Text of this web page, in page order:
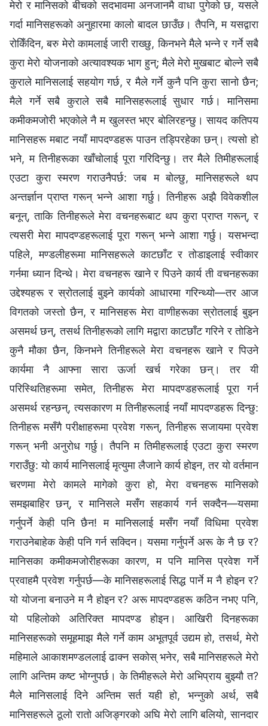
मेरो र मानिसको बीचको सदभावमा अनजानमै वाधा पुगेको छ, यसले
गर्दा मानिसहरूको अनुहारमा कालो बादल छाउँछ। तैपनि, म यसद्वारा
रोकिँदिन, बरु मेरो कामलाई जारी राख्छु, किनभने मैले भन्‍ने र गर्ने सबै
कुरा मेरो योजनाको अत्यावश्यक भाग हुन्; मैले मेरो मुखबाट बोल्‍ने सबै
कुराले मानिसलाई सहयोग गर्छ, र मैले गर्ने कुनै पनि कुरा सानो छैन;
मैले गर्ने सबै कुराले सबै मानिसहरूलाई सुधार गर्छ। मानिसमा
कमीकमजोरी भएकोले नै म खुलस्त भएर बोलिरहन्छु। सायद कतिपय
मानिसहरू मबाट नयाँ मापदण्डहरू पाउन तड्पिरहेका छन्। त्यसो हो
भने, म तिनीहरूका खाँचोलाई पूरा गरिदिन्छु। तर मैले तिमीहरूलाई
एउटा कुरा स्मरण गराउनैपर्छ: जब म बोल्छु, मानिसहरूले थप
अन्तर्ज्ञान प्राप्त गरून् भन्‍ने आशा गर्छु। तिनीहरू अझै विवेकशील
बनून्, ताकि तिनीहरूले मेरा वचनहरूबाट थप कुरा प्राप्त गरून्, र
त्यसरी मेरा मापदण्डहरूलाई पूरा गरून् भन्‍ने आशा गर्छु। यसभन्दा
पहिले, मण्डलीहरूमा मानिसहरूले काटछाँट र तोडाइलाई स्वीकार
गर्नमा ध्यान दिन्थे। मेरा वचनहरू खाने र पिउने कार्य ती वचनहरूका
उद्देश्यहरू र स्रोतलाई बुझ्‍ने कार्यको आधारमा गरिन्थ्यो—तर आज
विगतको जस्तो छैन, र मानिसहरू मेरा वाणीहरूका स्रोतलाई बुझ्‍न
असमर्थ छन्, तसर्थ तिनीहरूको लागि मद्वारा काटछाँट गरिने र तोडिने
कुनै मौका छैन, किनभने तिनीहरूले मेरा वचनहरू खाने र पिउने
कार्यमा नै आफ्‍ना सारा ऊर्जा खर्च गरेका छन्। तर यी
परिस्‍थितिहरूमा समेत, तिनीहरू मेरा मापदण्डहरूलाई पूरा गर्न
असमर्थ रहन्छन्, त्यसकारण म तिनीहरूलाई नयाँ मापदण्डहरू दिन्छु:
तिनीहरू मसँगै परीक्षाहरूमा प्रवेश गरून्, तिनीहरू सजायमा प्रवेश
गरून् भनी अनुरोध गर्छु। तैपनि म तिमीहरूलाई एउटा कुरा स्मरण
गराउँछु: यो कार्य मानिसलाई मृत्युमा लैजाने कार्य होइन, तर यो वर्तमान
चरणमा मेरो कामले मागेको कुरा हो, मेरा वचनहरू मानिसको
समझबाहिर छन्, र मानिसले मसँग सहकार्य गर्न सक्दैन—यसमा
गर्नुपर्ने केही पनि छैन! म मानिसलाई मसँग नयाँ विधिमा प्रवेश
गराउनेबाहेक केही पनि गर्न सक्दिन। यसमा गर्नुपर्ने अरू के नै छ र?
मानिसका कमीकमजोरीहरूका कारण, म पनि मानिस प्रवेश गर्ने
प्रवाहमै प्रवेश गर्नुपर्छ—के मानिसहरूलाई सिद्ध पार्ने म नै होइन र?
यो योजना बनाउने म नै होइन र? अरू मापदण्डहरू कठिन नभए पनि,
यो पहिलोको अतिरिक्त मापदण्ड होइन। आखिरी दिनहरूका
मानिसहरूको समूहमाझ मैले गर्ने काम अभूतपूर्व उद्यम हो, तसर्थ, मेरो
महिमाले आकाशमण्डललाई ढाक्‍न सकोस् भनेर, सबै मानिसहरूले मेरो
लागि अन्तिम कष्ट भोग्‍नुपर्छ। के तिमीहरूले मेरो अभिप्राय बुझ्यौ त?
मैले मानिसलाई दिने अन्तिम सर्त यही हो, भन्‍नुको अर्थ, सबै
मानिसहरूले ठूलो रातो अजिङ्गरको अघि मेरो लागि बलियो, सानदार